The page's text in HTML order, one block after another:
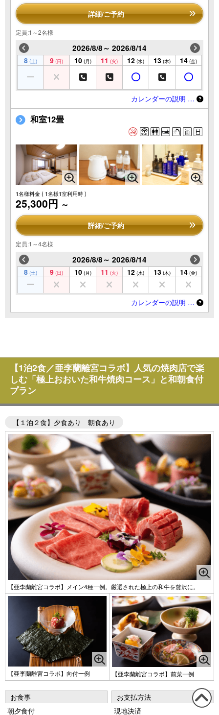
詳細/ご予約
定員:1～2名様
2026/8/8～ 2026/8/14
8 (土) 9 (日) 10 (月) 11 (火) 12 (水) 13 (木) 14 (金)
カレンダーの説明 …
和室12畳
1名様料金( 1名様1室利用時 )
25,300円 ～
詳細/ご予約
定員:1～4名様
2026/8/8～ 2026/8/14
8 (土) 9 (日) 10 (月) 11 (火) 12 (水) 13 (木) 14 (金)
カレンダーの説明 …
【1泊2食／亜李蘭離宮コラボ】人気の焼肉店で楽
しむ「極上おおいた和牛焼肉コース」と和朝食付
プラン
【１泊２食】夕食あり 朝食あり
【亜李蘭離宮コラボ】メイン4種一例。厳選された極上の和牛を贅沢に。
【亜李蘭離宮コラボ】向付一例 【亜李蘭離宮コラボ】前菜一例
お食事
朝夕食付
お支払方法
現地決済